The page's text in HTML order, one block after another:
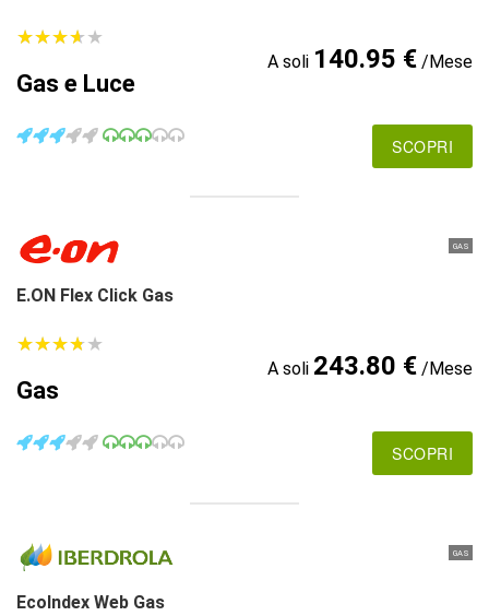
★★★★★
★★★★★
Gas e Luce
A soli 140.95 €/Mese
SCOPRI
GAS
E.ON Flex Click Gas
★★★★★
★★★★★
Gas
A soli 243.80 €/Mese
SCOPRI
GAS
EcoIndex Web Gas